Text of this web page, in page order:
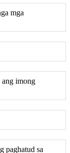
mga
ang imong
paghatud sa